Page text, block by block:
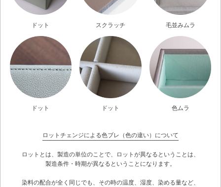
ドット スクラッチ 毛並みムラ
ドット ドット 色ムラ
ロットチェンジによる色ブレ（色の違い）について
ロットとは、製造の単位のことで、ロットが異なるということは、
製造条件・時期が異なるということになります。
染料の配合が全く同じでも、その時の温度、湿度、染める量など、